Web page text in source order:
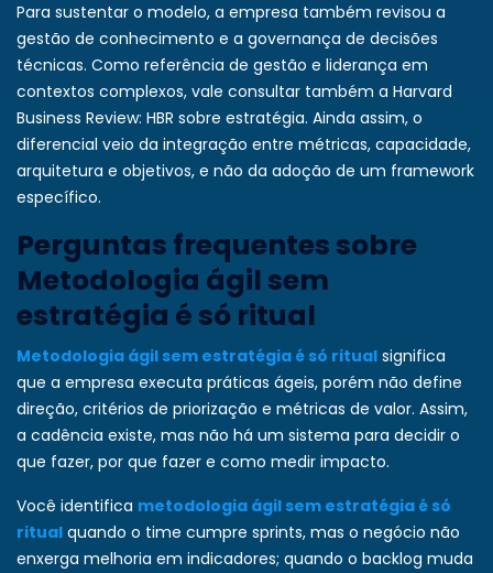
Para sustentar o modelo, a empresa também revisou a
gestão de conhecimento e a governança de decisões
técnicas. Como referência de gestão e liderança em
contextos complexos, vale consultar também a Harvard
Business Review: HBR sobre estratégia. Ainda assim, o
diferencial veio da integração entre métricas, capacidade,
arquitetura e objetivos, e não da adoção de um framework
específico.
Perguntas frequentes sobre
Metodologia ágil sem
estratégia é só ritual
Metodologia ágil sem estratégia é só ritual significa
que a empresa executa práticas ágeis, porém não define
direção, critérios de priorização e métricas de valor. Assim,
a cadência existe, mas não há um sistema para decidir o
que fazer, por que fazer e como medir impacto.
Você identifica metodologia ágil sem estratégia é só
ritual quando o time cumpre sprints, mas o negócio não
enxerga melhoria em indicadores; quando o backlog muda